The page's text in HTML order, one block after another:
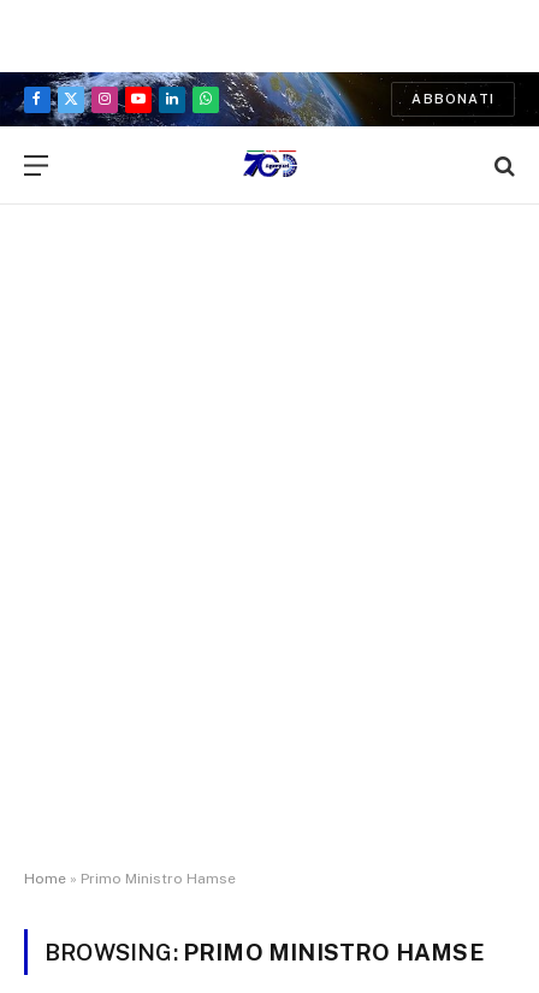
Facebook
X
Instagram
YouTubeLinkedInWhatsApp
ABBONATI
Home » Primo Ministro Hamse
BROWSING: PRIMO MINISTRO HAMSE